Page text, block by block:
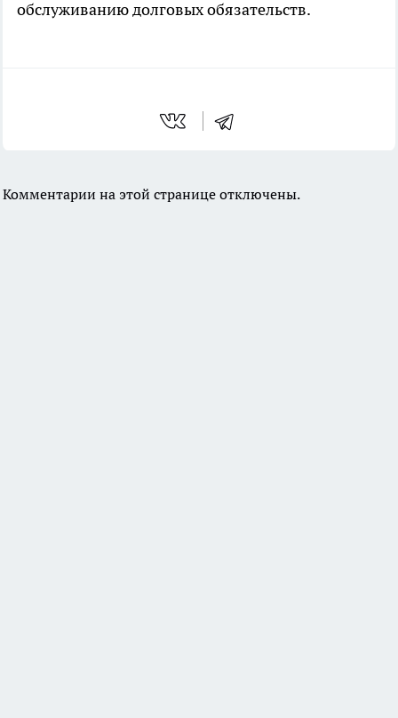
обслуживанию долговых обязательств.
Комментарии на этой странице отключены.